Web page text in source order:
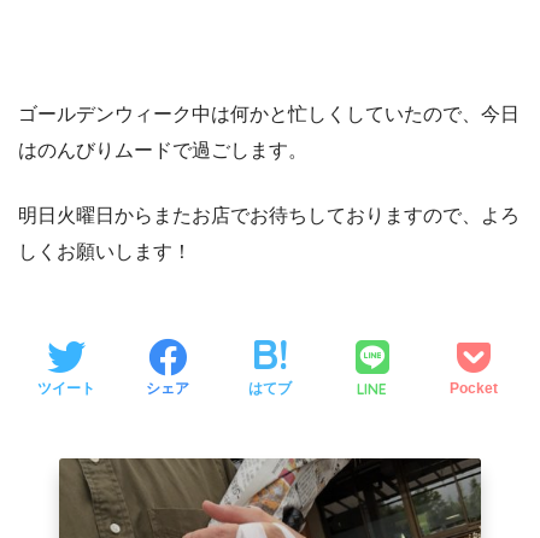
ゴールデンウィーク中は何かと忙しくしていたので、今日
はのんびりムードで過ごします。
明日火曜日からまたお店でお待ちしておりますので、よろ
しくお願いします！
ツイート シェア はてブ LINE Pocket